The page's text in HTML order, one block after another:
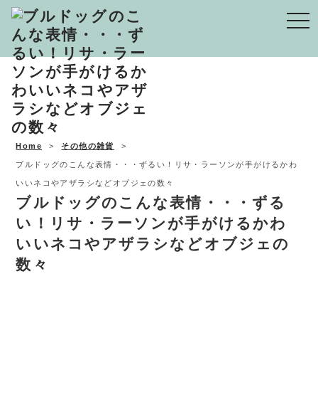
Home その他の雑貨
ブルドッグのこんな表情・・・ずるい！リサ・ラーソンが手がけるかわ
いいネコやアザラシなどオブジェの数々
ブルドッグのこんな表情・・・ずる
い！リサ・ラーソンが手がけるかわ
いいネコやアザラシなどオブジェの
数々